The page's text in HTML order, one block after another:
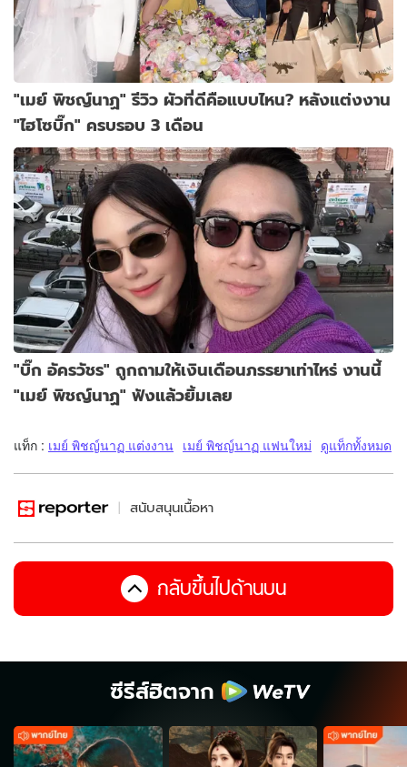
"เมย์ พิชญ์นาฏ" รีวิว ผัวที่ดีคือแบบไหน? หลังแต่งงาน
"ไฮโซบิ๊ก" ครบรอบ 3 เดือน
"บิ๊ก อัครวัชร" ถูกถามให้เงินเดือนภรรยาเท่าไหร่ งานนี้
"เมย์ พิชญ์นาฏ" ฟังแล้วยิ้มเลย
แท็ก : เมย์ พิชญ์นาฏ แต่งงาน เมย์ พิชญ์นาฏ แฟนใหม่ ดูแท็กทั้งหมด
สนับสนุนเนื้อหา
กลับขึ้นไปด้านบน
ซีรีส์ฮิตจาก